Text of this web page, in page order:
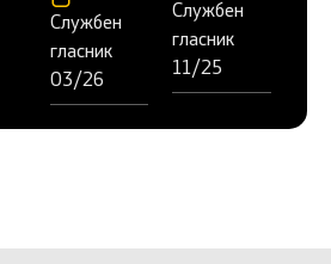
Службен
гласник
03/26
Службен
гласник
11/25